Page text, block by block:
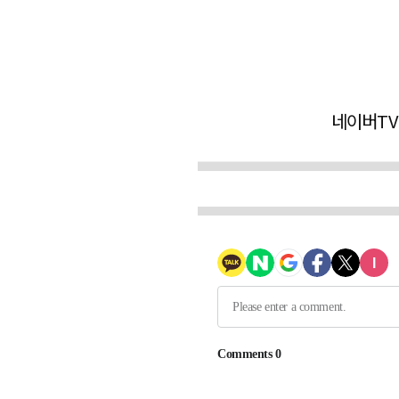
네이버TV